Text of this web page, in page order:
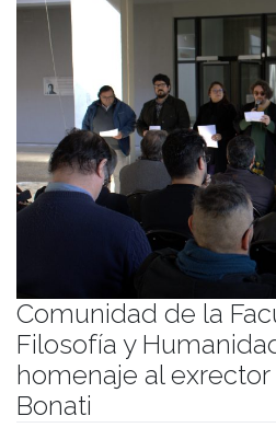
Comunidad de la
Filosofía y
homenaje al exrector
Bonati